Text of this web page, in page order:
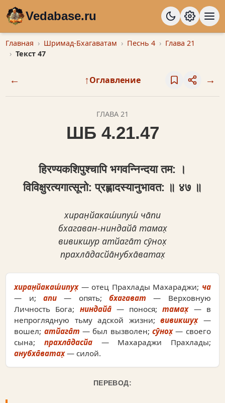
Vedabase.ru
Главная Шримад-Бхагаватам Песнь 4
Глава 21
Текст 47
← ↑Оглавление →
ГЛАВА 21
ШБ 4.21.47
हिरण्यकशिपुश्चापि भगवन्निन्दया तम: ।
विविक्षुरत्यगात्सूनो: प्रह्लादस्यानुभावत: ॥ ४७ ॥
хиран̣йакаш́ипуш́ ча̄пи
бхагаван-ниндайа̄ тамах̣
вивикшур атйага̄т сӯнох̣
прахла̄дасйа̄нубха̄ватах̣
хиран̣йакаш́ипух̣— отец Прахлады Махараджи; ча
— и; апи— опять;бхагават — Верховную
Личность Бога; ниндайа̄— понося;тамах̣— в
непроглядную тьму адской жизни;вивикшух̣—
вошел; атйага̄т — был вызволен;сӯнох̣— своего
сына; прахла̄дасйа— Махараджи Прахлады;
анубха̄ватах̣— силой.
ПЕРЕВОД: